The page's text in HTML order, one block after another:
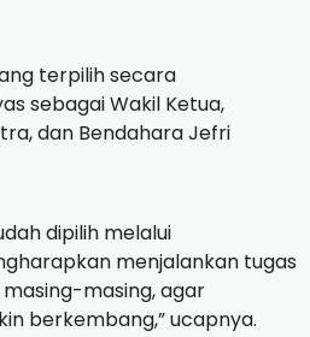
terpilih secara
sebagai Wakil Ketua,
dan Bendahara Jefri
dipilih melalui
menjalankan tugas
masing, agar
berkembang,” ucapnya.